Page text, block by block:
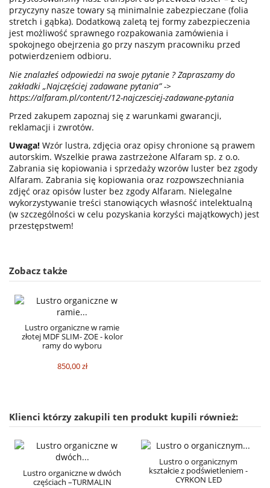
przyczyny nasze towary są minimalnie zabezpieczane (folia
stretch i gąbka). Dodatkową zaletą tej formy zabezpieczenia
jest możliwość sprawnego rozpakowania zamówienia i
spokojnego obejrzenia go przy naszym pracowniku przed
potwierdzeniem odbioru.
Nie znalazłeś odpowiedzi na swoje pytanie ? Zapraszamy do
zakładki „Najczęściej zadawane pytania” ->
https://alfaram.pl/content/12-najczesciej-zadawane-pytania
Przed zakupem zapoznaj się z warunkami gwarancji,
reklamacji i zwrotów.
Uwaga! Wzór lustra, zdjęcia oraz opisy chronione są prawem
autorskim. Wszelkie prawa zastrzeżone Alfaram sp. z o.o.
Zabrania się kopiowania i sprzedaży wzorów luster bez zgody
Alfaram. Zabrania się kopiowania oraz rozpowszechniania
zdjęć oraz opisów luster bez zgody Alfaram. Nielegalne
wykorzystywanie treści stanowiących własność intelektualną
(w szczególności w celu pozyskania korzyści majątkowych) jest
przestępstwem!
Zobacz także
Lustro organiczne w ramie
złotej MDF SLIM- ZOE - kolor
ramy do wyboru
850,00 zł
Klienci którzy zakupili ten produkt kupili również:
Lustro organiczne w dwóch
częściach –TURMALIN
Lustro o organicznym
kształcie z podświetleniem -
CYRKON LED